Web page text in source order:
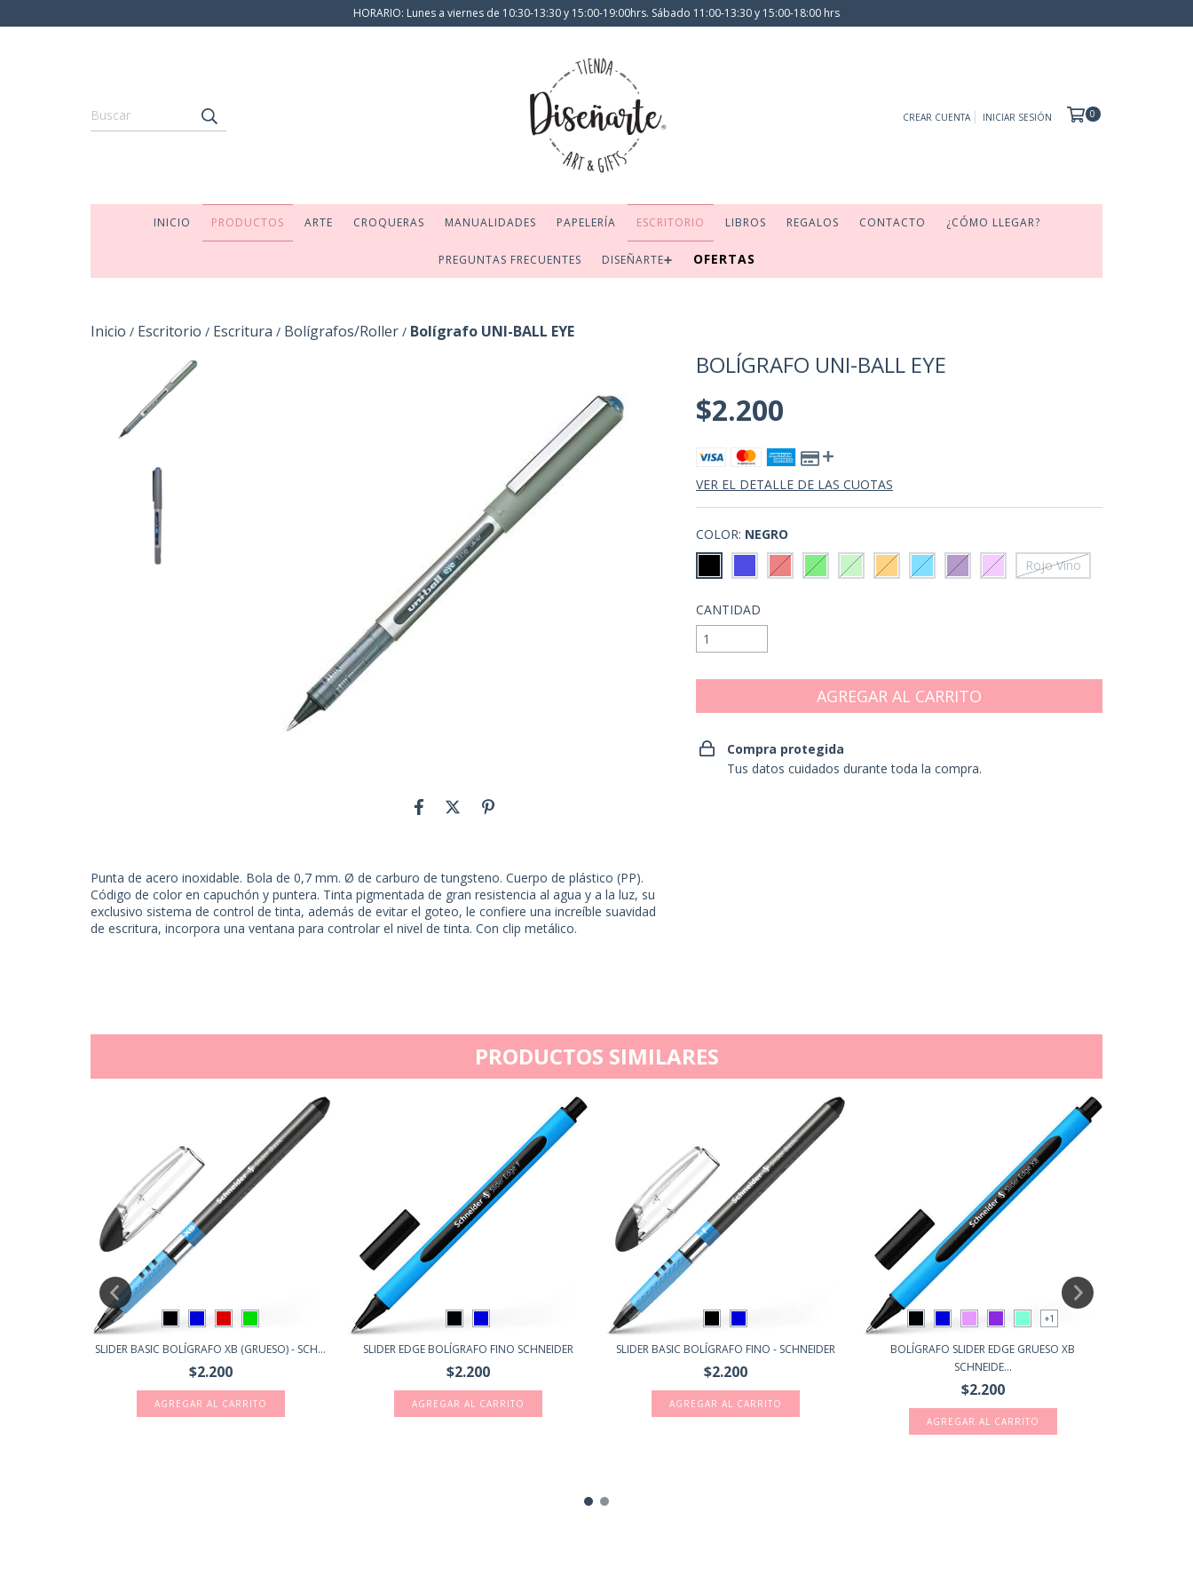
HORARIO: Lunes a viernes de 10:30-13:30 y 15:00-19:00hrs. Sábado 11:00-13:30 y 15:00-18:00 hrs
CREAR CUENTA INICIAR SESIÓN 0
INICIO PRODUCTOS ARTE CROQUERAS MANUALIDADES PAPELERÍA ESCRITORIO LIBROS REGALOS CONTACTO ¿CÓMO LLEGAR?
PREGUNTAS FRECUENTES DISEÑARTE➕ OFERTAS
Inicio / Escritorio / Escritura / Bolígrafos/Roller / Bolígrafo UNI-BALL EYE
Punta de acero inoxidable. Bola de 0,7 mm. Ø de carburo de tungsteno. Cuerpo de plástico (PP).
Código de color en capuchón y puntera. Tinta pigmentada de gran resistencia al agua y a la luz, su
exclusivo sistema de control de tinta, además de evitar el goteo, le confiere una increíble suavidad
de escritura, incorpora una ventana para controlar el nivel de tinta. Con clip metálico.
BOLÍGRAFO UNI-BALL EYE
$2.200
VER EL DETALLE DE LAS CUOTAS
COLOR: NEGRO
Rojo Vino
CANTIDAD
Compra protegida
Tus datos cuidados durante toda la compra.
PRODUCTOS SIMILARES
SLIDER BASIC BOLÍGRAFO XB (GRUESO) - SCH...
$2.200
AGREGAR AL CARRITO
SLIDER EDGE BOLÍGRAFO FINO SCHNEIDER
$2.200
AGREGAR AL CARRITO
SLIDER BASIC BOLÍGRAFO FINO - SCHNEIDER
$2.200
AGREGAR AL CARRITO
+1
BOLÍGRAFO SLIDER EDGE GRUESO XB
SCHNEIDE...
$2.200
AGREGAR AL CARRITO